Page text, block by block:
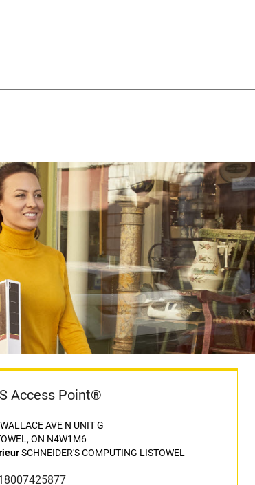
Access Point®
AVE N UNIT G
ON N4W1M6
SCHNEIDER'S COMPUTING LISTOWEL